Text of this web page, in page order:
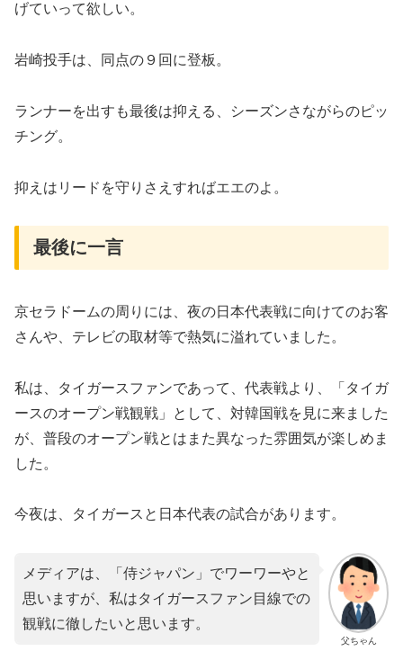
げていって欲しい。
岩崎投手は、同点の９回に登板。
ランナーを出すも最後は抑える、シーズンさながらのピッ
チング。
抑えはリードを守りさえすればエエのよ。
​最後に一言
京セラドームの周りには、夜の日本代表戦に向けてのお客
さんや、テレビの取材等で熱気に溢れていました。
私は、タイガースファンであって、代表戦より、「タイガ
ースのオープン戦観戦」として、対韓国戦を見に来ました
が、普段のオープン戦とはまた異なった雰囲気が楽しめま
した。
​今夜は、タイガースと日本代表の試合があります。
父ちゃん
メディアは、「侍ジャパン」でワーワーやと
思いますが、私はタイガースファン目線での
観戦に徹したいと思います。